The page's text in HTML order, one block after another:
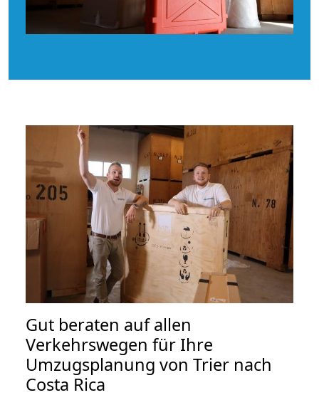
Gut beraten auf allen
Verkehrswegen für Ihre
Umzugsplanung von Trier nach
Costa Rica